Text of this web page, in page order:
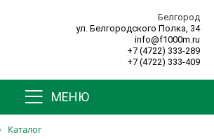
Белгород
ул. Белгородского Полка, 34
info@f1000m.ru
+7 (4722) 333-289
+7 (4722) 333-409
МЕНЮ
Каталог